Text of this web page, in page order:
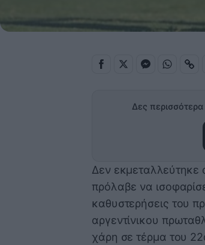
Δες
Δεν εκμεταλλεύτηκε
πρόλαβε να
καθυστερήσεις του
αργεντίνικου
χάρη σε τέρμα του